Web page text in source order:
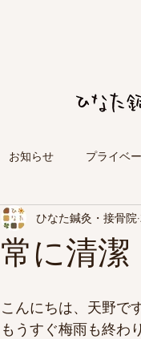
お知らせ プライベ
常に清潔
ひなた鍼灸・接骨院
こんにちは、天野です
もうすぐ梅雨も終わ